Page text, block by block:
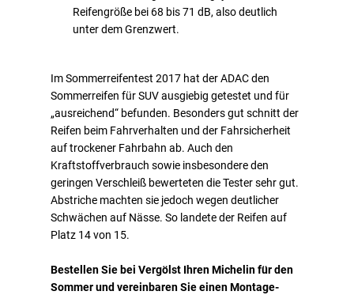
Reifengröße bei 68 bis 71 dB, also deutlich
unter dem Grenzwert.
Im Sommerreifentest 2017 hat der ADAC den
Sommerreifen für SUV ausgiebig getestet und für
„ausreichend“ befunden. Besonders gut schnitt der
Reifen beim Fahrverhalten und der Fahrsicherheit
auf trockener Fahrbahn ab. Auch den
Kraftstoffverbrauch sowie insbesondere den
geringen Verschleiß bewerteten die Tester sehr gut.
Abstriche machten sie jedoch wegen deutlicher
Schwächen auf Nässe. So landete der Reifen auf
Platz 14 von 15.
Bestellen Sie bei Vergölst Ihren Michelin für den
Sommer und vereinbaren Sie einen Montage-